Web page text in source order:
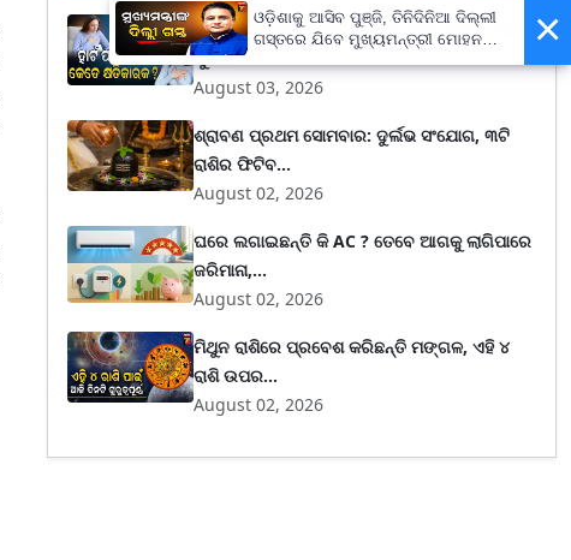
ହାର୍ଟ ପାଇଁ ଅଣ୍ଡା କ୍ଷତିକାରକ ନା ଏହାକୁ ନେଇ ରହିଛି
ଭୁଲ...
August 03, 2026
ଶ୍ରାବଣ ପ୍ରଥମ ସୋମବାର: ଦୁର୍ଲଭ ସଂଯୋଗ, ୩ଟି
ରାଶିର ଫିଟିବ...
August 02, 2026
ଘରେ ଲଗାଇଛନ୍ତି କି AC ? ତେବେ ଆଗକୁ ଲାଗିପାରେ
ଜରିମାନା,...
August 02, 2026
ମିଥୁନ ରାଶିରେ ପ୍ରବେଶ କରିଛନ୍ତି ମଙ୍ଗଳ, ଏହି ୪
ରାଶି ଉପର...
August 02, 2026
×
ଓଡ଼ିଶାକୁ ଆସିବ ପୁଞ୍ଜି, ତିନିଦିନିଆ ଦିଲ୍ଲୀ
ଗସ୍ତରେ ଯିବେ ମୁଖ୍ୟମନ୍ତ୍ରୀ ମୋହନ